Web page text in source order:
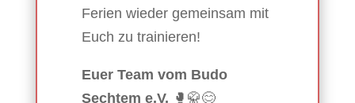
Ferien wieder gemeinsam mit
Euch zu trainieren!
Euer Team vom Budo
Sechtem e.V. 🥊🥋😊